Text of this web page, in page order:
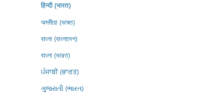
हिन्दी (भारत)
অসমীয়া (ভাৰত)
বাংলা (বাংলাদেশ)
বাংলা (ভারত)
ਪੰਜਾਬੀ (ਭਾਰਤ)
ગુજરાતી (ભારત)